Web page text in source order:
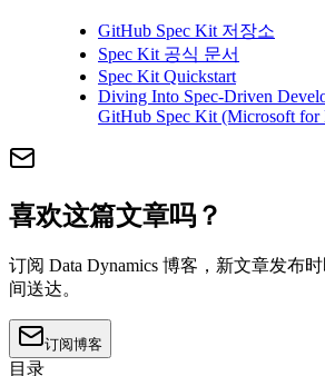
GitHub Spec Kit 저장소
Spec Kit 공식 문서
Spec Kit Quickstart
Diving Into Spec-Driven
GitHub Spec Kit (Microsoft for
喜欢这篇文章吗？
订阅 Data Dynamics 博客，新文章发布
间送达。
订阅博客
目录